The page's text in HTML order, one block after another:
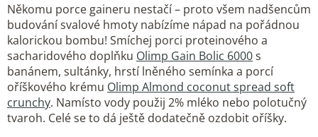
Někomu porce gaineru nestačí – proto všem nadšencům
budování svalové hmoty nabízíme nápad na pořádnou
kalorickou bombu! Smíchej porci proteinového a
sacharidového doplňku Olimp Gain Bolic 6000s
banánem, sultánky, hrstí lněného semínka a porcí
oříškového krému Olimp Almond coconut spread soft
crunchy. Namísto vody použij 2% mléko nebo polotučný
tvaroh. Celé se to dá ještě dodatečně ozdobit oříšky.